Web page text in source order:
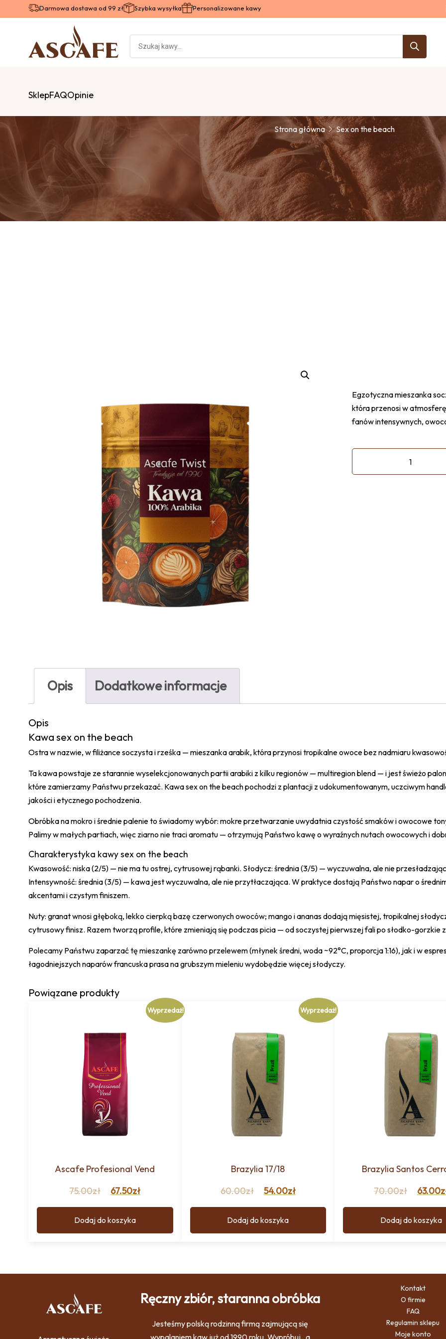
Darmowa dostawa od 99 zł Szybka wysyłka Personalizowane kawy
SklepFAQOpinie
Strona główna Sex on the beach
Egzotyczna mieszanka
która przenosi w
fanów intensywnych,
Opis Dodatkowe informacje
Opis
Kawa sex on the beach
Ostra w nazwie, w filiżance soczysta i rześka — mieszanka arabik, która przynosi tropikalne owoce bez nadmiaru
Ta kawa powstaje ze starannie wyselekcjonowanych partii arabiki z kilku regionów — multiregion blend — i jest świeżo
które zamierzamy Państwu przekazać. Kawa sex on the beach pochodzi z plantacji z udokumentowanym, uczciwym
jakości i etycznego pochodzenia.
Obróbka na mokro i średnie palenie to świadomy wybór: mokre przetwarzanie uwydatnia czystość smaków i owocowe
Palimy w małych partiach, więc ziarno nie traci aromatu — otrzymują Państwo kawę o wyraźnych nutach owocowych i
Charakterystyka kawy sex on the beach
Kwasowość: niska (2/5) — nie ma tu ostrej, cytrusowej rąbanki. Słodycz: średnia (3/5) — wyczuwalna, ale nie
Intensywność: średnia (3/5) — kawa jest wyczuwalna, ale nie przytłaczająca. W praktyce dostają Państwo napar o
akcentami i czystym finiszem.
Nuty: granat wnosi głęboką, lekko cierpką bazę czerwonych owoców; mango i ananas dodają mięsistej, tropikalnej
cytrusowy finisz. Razem tworzą profile, które zmieniają się podczas picia — od soczystej pierwszej fali po słodko-gorzkie
Polecamy Państwu zaparzać tę mieszankę zarówno przelewem (młynek średni, woda ~92°C, proporcja 1:16), jak i w
łagodniejszych naparów francuska prasa na grubszym mieleniu wydobędzie więcej słodyczy.
Powiązane produkty
Wyprzedaż!
Ascafe Profesional Vend
75.00zł 67.50zł
Dodaj do koszyka
Wyprzedaż!
Brazylia 17/18
60.00zł 54.00zł
Dodaj do koszyka
Brazylia Santos
70.00zł 63.00
Dodaj do koszyka
Ręczny zbiór, staranna obróbka
Jesteśmy polską rodzinną firmą zajmującą się
Kontakt
O firmie
FAQ
Regulamin sklepu
Moje konto